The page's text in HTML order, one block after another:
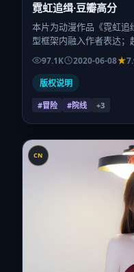
霓虹追缉·豆瓣高分
本片为动漫作品《霓虹追
型框架内融入作者表达；
青云、金城武在片中承
摄地与出品背景为中国香
登记日 2020-06-08），
97.1K 2020-06-08
版权说明
#冒险 #院线 +3
CN